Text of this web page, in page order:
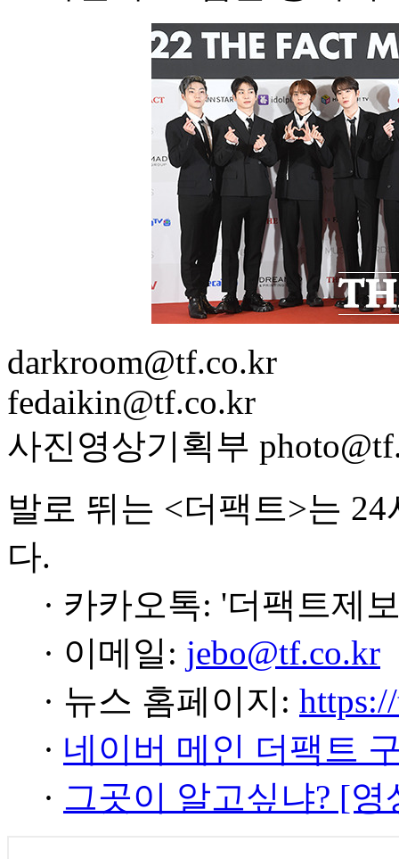
darkroom@tf.co.kr
fedaikin@tf.co.kr
사진영상기획부
발로 뛰는 <더팩트>는
다.
· 카카오톡: '더팩트제
· 이메일: jebo@tf.co.kr
· 뉴스 홈페이지:
· 네이버 메인 더팩트
· 그곳이 알고싶냐? [